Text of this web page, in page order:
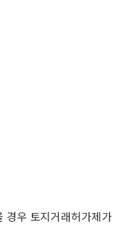
경우 토지거래허가제가